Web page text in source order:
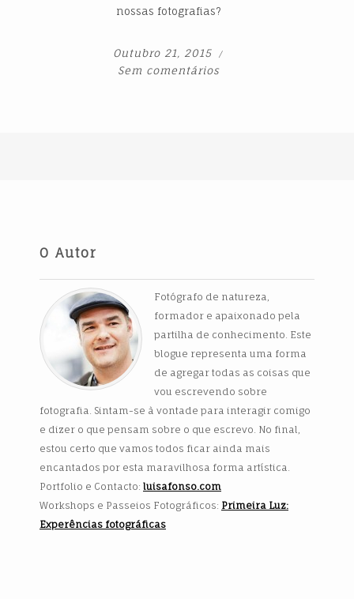
nossas fotografias?
Outubro 21, 2015
Sem comentários
O Autor
Fotógrafo de natureza,
formador e apaixonado pela
partilha de conhecimento. Este
blogue representa uma forma
de agregar todas as coisas que
vou escrevendo sobre
fotografia. Sintam-se à vontade para interagir comigo
e dizer o que pensam sobre o que escrevo. No final,
estou certo que vamos todos ficar ainda mais
encantados por esta maravilhosa forma artística.
Portfolio e Contacto: luisafonso.com
Workshops e Passeios Fotográficos: Primeira Luz:
Experências fotográficas